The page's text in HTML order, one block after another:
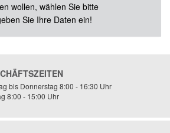
wollen, wählen Sie bitte
Sie Ihre Daten ein!
bis Donnerstag 8:00 - 16:30 Uhr
8:00 - 15:00 Uhr